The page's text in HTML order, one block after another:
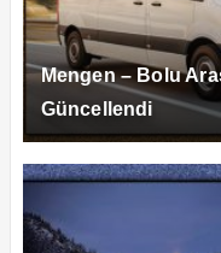
Mengen – Bolu
Güncellendi